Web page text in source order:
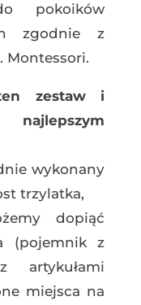
pokoików
zgodnie z
Montessori.
zestaw i
wykonany
trzylatka,
dopiąć
(pojemnik z
miejsca na